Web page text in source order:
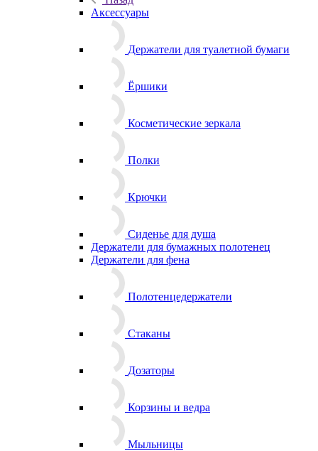
Аксессуары
Держатели для туалетной бумаги
Ёршики
Косметические зеркала
Полки
Крючки
Сиденье для душа
Держатели для бумажных полотенец
Держатели для фена
Полотенцедержатели
Стаканы
Дозаторы
Корзины и ведра
Мыльницы